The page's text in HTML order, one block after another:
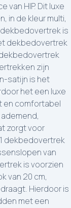
HIP. Dit luxe
in de kleur multi,
is
dekbedovertrek
zijn
satijn is het
het een luxe
en comfortabel
zorgt voor
dekbedovertrek
van
is voorzien
van 20 cm,
Hierdoor is
met een